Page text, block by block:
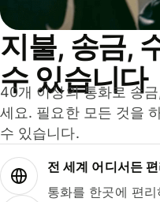
지불, 송금,
수 있습니다
40개 이상의 통화로 송
세요. 필요한 모든 것을
수 있습니다.
전 세계 어디서든
통화를 한곳에 편